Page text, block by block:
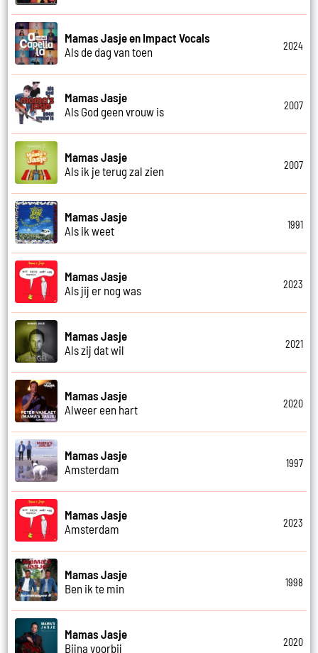
Mamas Jasje en Impact Vocals
Als de dag van toen
2024
Mamas Jasje
Als God geen vrouw is
2007
Mamas Jasje
Als ik je terug zal zien
2007
Mamas Jasje
Als ik weet
1991
Mamas Jasje
Als jij er nog was
2023
Mamas Jasje
Als zij dat wil
2021
Mamas Jasje
Alweer een hart
2020
Mamas Jasje
Amsterdam
1997
Mamas Jasje
Amsterdam
2023
Mamas Jasje
Ben ik te min
1998
Mamas Jasje
Bijna voorbij
2020